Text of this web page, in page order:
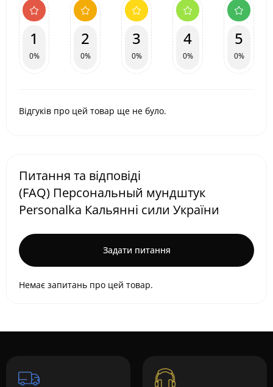
1
0%
2
0%
3
0%
4
0%
5
0%
Відгуків про цей товар ще не було.
Питання та відповіді
(FAQ) Персональный мундштук
Personalka Кальянні сили України
Задати питання
Немає запитань про цей товар.